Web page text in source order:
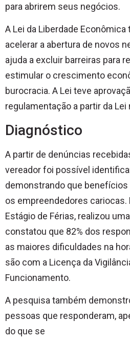
para abrirem seus negócios.
A Lei da Liberdade
acelerar a abertura de novos
ajuda a excluir barreiras para
estimular o crescimento
burocracia. A Lei teve
regulamentação a partir da Lei
Diagnóstico
A partir de denúncias
vereador foi possível
demonstrando que
os empreendedores
Estágio de Férias, realizou
constatou que 82% dos
as maiores dificuldades na
são com a Licença da
Funcionamento.
A pesquisa também
pessoas que responderam,
do que se